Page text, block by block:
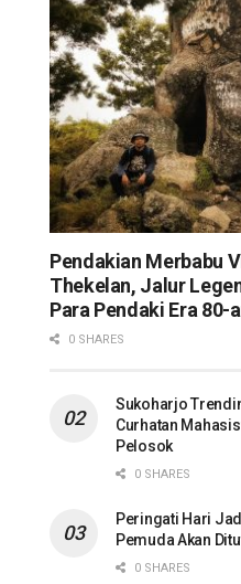
Pendakian Merbabu
Thekelan, Jalur
Para Pendaki Era 80-
0 SHARES
Sukoharjo
Curhatan
Pelosok
0 SHARES
Peringati Hari
Pemuda Akan
0 SHARES